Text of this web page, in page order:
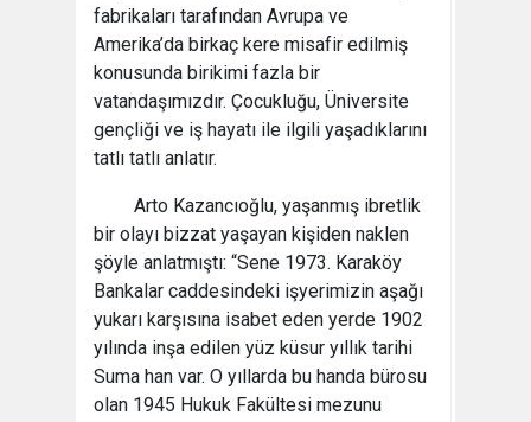
fabrikaları tarafından Avrupa ve
Amerika’da birkaç kere misafir edilmiş
konusunda birikimi fazla bir
vatandaşımızdır. Çocukluğu, Üniversite
gençliği ve iş hayatı ile ilgili yaşadıklarını
tatlı tatlı anlatır.
Arto Kazancıoğlu, yaşanmış ibretlik
bir olayı bizzat yaşayan kişiden naklen
şöyle anlatmıştı: “Sene 1973. Karaköy
Bankalar caddesindeki işyerimizin aşağı
yukarı karşısına isabet eden yerde 1902
yılında inşa edilen yüz küsur yıllık tarihi
Suma han var. O yıllarda bu handa bürosu
olan 1945 Hukuk Fakültesi mezunu